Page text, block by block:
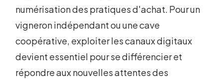
numérisation des pratiques d'achat. Pour un
vigneron indépendant ou une cave
coopérative, exploiter les canaux digitaux
devient essentiel pour se différencier et
répondre aux nouvelles attentes des